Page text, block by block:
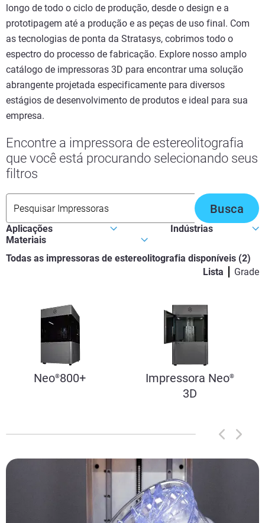
longo de todo o ciclo de produção, desde o design e a
prototipagem até a produção e as peças de uso final. Com
as tecnologias de ponta da Stratasys, cobrimos todo o
espectro do processo de fabricação. Explore nosso amplo
catálogo de impressoras 3D para encontrar uma solução
abrangente projetada especificamente para diversos
estágios de desenvolvimento de produtos e ideal para sua
empresa.
Encontre a impressora de estereolitografia
que você está procurando selecionando seus
filtros
Busca
Todas as impressoras de estereolitografia disponíveis (2)
Lista
Grade
Neo®800+ Impressora Neo®
3D